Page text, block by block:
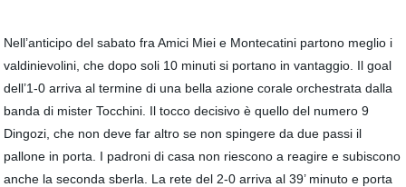
Nell’anticipo del sabato fra Amici Miei e Montecatini partono meglio i
valdinievolini, che dopo soli 10 minuti si portano in vantaggio. Il goal
dell’1-0 arriva al termine di una bella azione corale orchestrata dalla
banda di mister Tocchini. Il tocco decisivo è quello del numero 9
Dingozi, che non deve far altro se non spingere da due passi il
pallone in porta. I padroni di casa non riescono a reagire e subiscono
anche la seconda sberla. La rete del 2-0 arriva al 39’ minuto e porta